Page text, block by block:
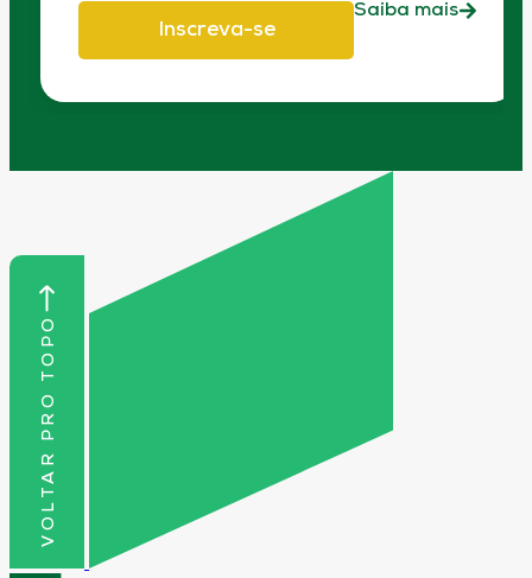
Inscreva-se
Saiba mais
VOLTAR PRO TOPO